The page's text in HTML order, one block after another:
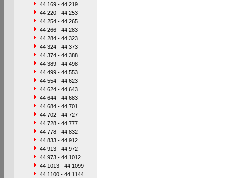
44 169 - 44 219
44 220 - 44 253
44 254 - 44 265
44 266 - 44 283
44 284 - 44 323
44 324 - 44 373
44 374 - 44 388
44 389 - 44 498
44 499 - 44 553
44 554 - 44 623
44 624 - 44 643
44 644 - 44 683
44 684 - 44 701
44 702 - 44 727
44 728 - 44 777
44 778 - 44 832
44 833 - 44 912
44 913 - 44 972
44 973 - 44 1012
44 1013 - 44 1099
44 1100 - 44 1144